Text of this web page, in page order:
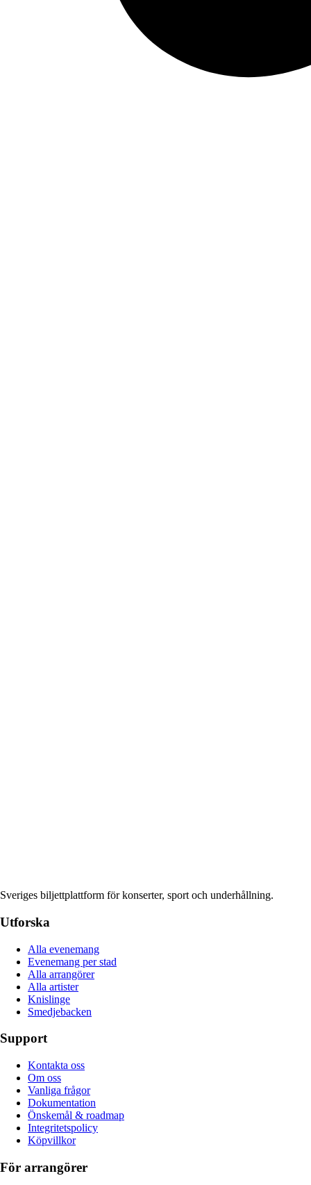
Sveriges biljettplattform för konserter, sport och underhållning.
Utforska
Alla evenemang
Evenemang per stad
Alla arrangörer
Alla artister
Knislinge
Smedjebacken
Support
Kontakta oss
Om oss
Vanliga frågor
Dokumentation
Önskemål & roadmap
Integritetspolicy
Köpvillkor
För arrangörer